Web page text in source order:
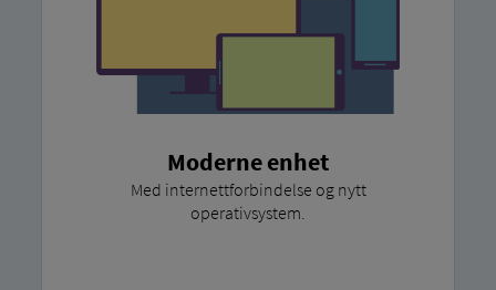
Moderne enhet
Med internettforbindelse og nytt
operativsystem.